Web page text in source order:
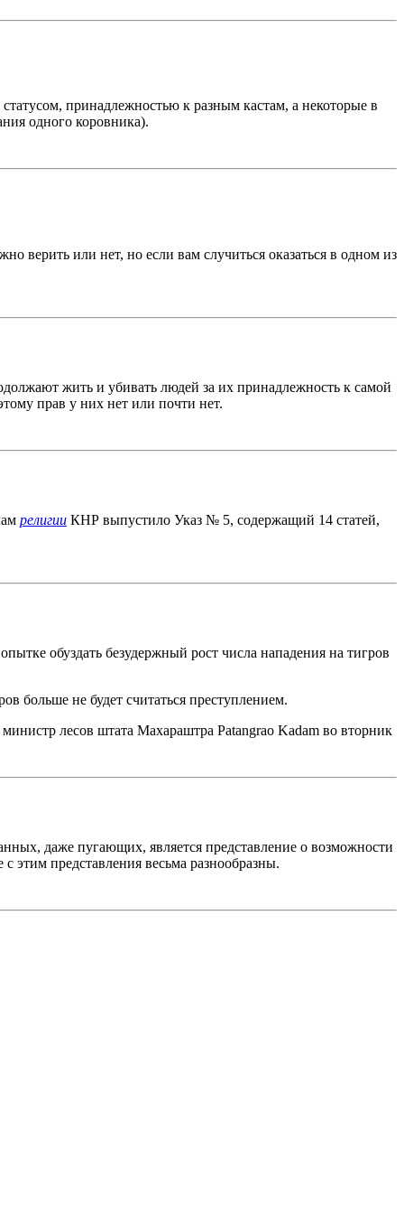
принадлежностью к разным кастам, а некоторые в
одного коровника).
или нет, но если вам случиться оказаться в одном из
жить и убивать людей за их принадлежность к самой
прав у них нет или почти нет.
религии КНР выпустило Указ № 5, содержащий 14 статей,
обуздать безудержный рост числа нападения на тигров
больше не будет считаться преступлением.
лесов штата Махараштра Patangrao Kadam во вторник
даже пугающих, является представление о возможности
этим представления весьма разнообразны.